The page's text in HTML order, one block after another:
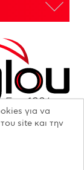
rights reserved
για να
site και την